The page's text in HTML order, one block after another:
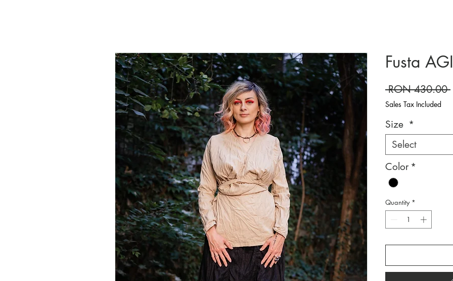
Fusta
RON 430.00
Sales Tax Included
Size *
Select
Color *
Quantity *